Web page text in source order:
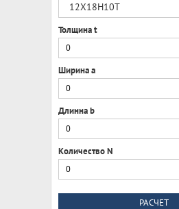
12Х18Н10Т
Толщина t
Ширина a
Длинна b
Количество N
РАСЧЕТ